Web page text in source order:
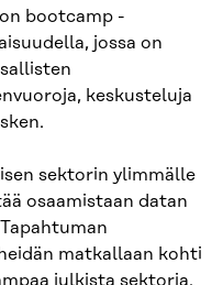
bootcamp -
jossa on
keskusteluja
sektorin ylimmälle
osaamistaan datan
matkallaan kohti
julkista sektoria.